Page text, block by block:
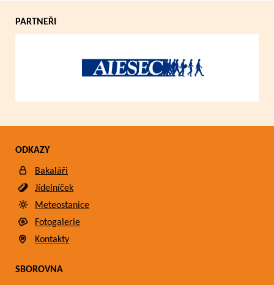
PARTNEŘI
ODKAZY
Bakaláři
Jídelníček
Meteostanice
Fotogalerie
Kontakty
SBOROVNA